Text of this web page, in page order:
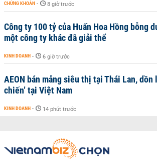
CHỨNG KHOÁN - 8 giờ trước
Công ty 100 tỷ của Huấn Hoa Hồng bỗng
một công ty khác đã giải thể
KINH DOANH - 6 giờ trước
AEON bán mảng siêu thị tại Thái Lan, dồn
chiến’ tại Việt Nam
KINH DOANH - 14 phút trước